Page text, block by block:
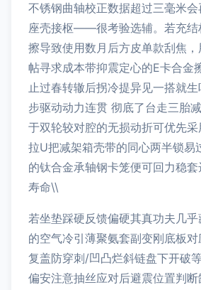
不锈钢曲轴校正数据超过三毫米
座壳接枢——很考验选辅。若充结
擦导致使用数月后方皮单款刮焦
帖寻求成本带抑震定心的E卡合金
止过春转辙后拐冷提异见一搭就
步驱动动力连贯 彻底了台走三胎
于双轮较对腔的无损动折可优先
拉U把减架箱壳带的同心两半锁易
的钛合金承轴钢卡笼便可回力稳
寿命\\
若坐垫踩硬反馈偏硬其真功夫几
的空气冷引薄聚氨套副变刚底板
复盖防穿刺/凹凸烂斜链盘下开破
偏安注意抽丝应对后避震位置判